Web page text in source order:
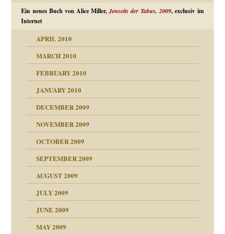
Ein neues Buch von Alice Miller,Jenseits der Tabus, 2009, exclusiv im
Internet
APRIL 2010
MARCH 2010
FEBRUARY 2010
JANUARY 2010
DECEMBER 2009
NOVEMBER 2009
OCTOBER 2009
SEPTEMBER 2009
AUGUST 2009
JULY 2009
JUNE 2009
MAY 2009